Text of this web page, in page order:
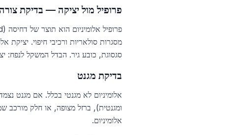
פרופיל מול יציקה — בדיקת
סגסוגת, כובע גיר. הבדל המשקל לנפח:
בדיקת מגנט
אלומיניום לא מגנטי בכלל. אם מגנט
ומגנטית), ברזל מצופה, או חלק
אלומיניום.